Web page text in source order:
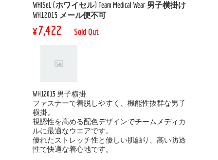
WHISeL (ホワイセル) Team Medical Wear 男子横掛け
WH12015 メール便不可
¥7,422 Sold Out
WH12015 男子横掛
ファスナーで着脱しやすく、機能性抜群な男子
横掛。
視認性を高める配色デザインでチームメディカ
ルに最適なウエアです。
優れたストレッチ性と優しい肌触り、高い防透
性で快適な着心地です。